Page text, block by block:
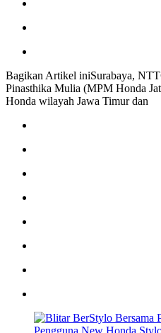
Bagikan Artikel iniSurabaya,
Pinasthika Mulia (MPM Honda
Honda wilayah Jawa Timur dan